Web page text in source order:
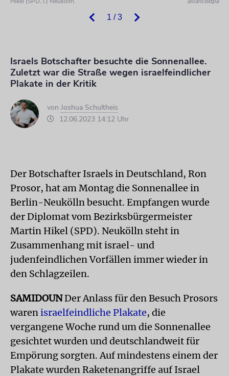
1 / 3
Israels Botschafter besuchte die Sonnenallee.
Zuletzt war die Straße wegen israelfeindlicher
Plakate in der Kritik
von Joshua Schultheis
12.06.2023 14:12 Uhr
Der Botschafter Israels in Deutschland, Ron
Prosor, hat am Montag die Sonnenallee in
Berlin-Neukölln besucht. Empfangen wurde
der Diplomat vom Bezirksbürgermeister
Martin Hikel (SPD). Neukölln steht in
Zusammenhang mit israel- und
judenfeindlichen Vorfällen immer wieder in
den Schlagzeilen.
SAMIDOUNDer Anlass für den Besuch Prosors
warenisraelfeindliche Plakate, die
vergangene Woche rund um die Sonnenallee
gesichtet wurden und deutschlandweit für
Empörung sorgten. Auf mindestens einem der
Plakate wurden Raketenangriffe auf Israel